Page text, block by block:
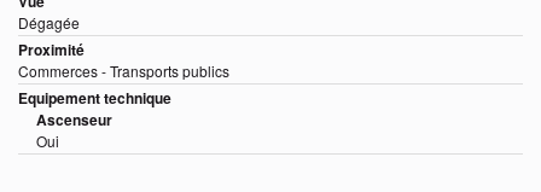
Dégagée
Proximité
Commerces - Transports publics
Equipement technique
Ascenseur
Oui